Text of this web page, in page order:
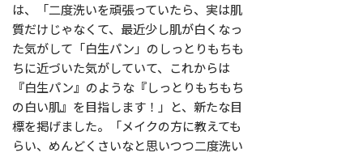
は、「二度洗いを頑張っていたら、実は肌
質だけじゃなくて、最近少し肌が白くなっ
た気がして「白生パン」のしっとりもちも
ちに近づいた気がしていて、これからは
『白生パン』のような『しっとりもちもち
の白い肌』を目指します！」と、新たな目
標を掲げました。「メイクの方に教えても
らい、めんどくさいなと思いつつ二度洗い